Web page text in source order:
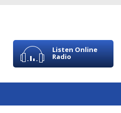
Listen Online
Radio